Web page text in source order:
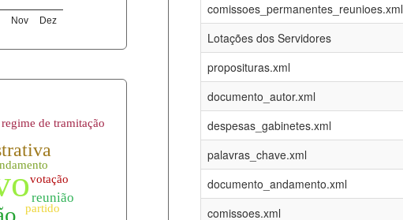
Nov Dez
comissoes_permanentes_reunioes.xml
Lotações dos Servidores
proposituras.xml
documento_autor.xml
despesas_gabinetes.xml
palavras_chave.xml
documento_andamento.xml
comissoes.xml
06-08-2026
06-08-2026
06-08-2026
06-08-2026
06-08-2026